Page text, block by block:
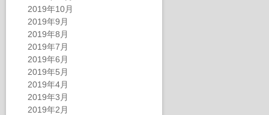
2019年10月
2019年9月
2019年8月
2019年7月
2019年6月
2019年5月
2019年4月
2019年3月
2019年2月